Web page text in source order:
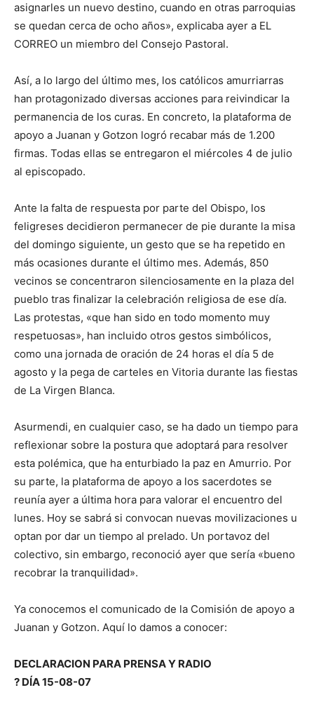
asignarles un nuevo destino, cuando en otras parroquias
se quedan cerca de ocho años», explicaba ayer a EL
CORREO un miembro del Consejo Pastoral.
Así, a lo largo del último mes, los católicos amurriarras
han protagonizado diversas acciones para reivindicar la
permanencia de los curas. En concreto, la plataforma de
apoyo a Juanan y Gotzon logró recabar más de 1.200
firmas. Todas ellas se entregaron el miércoles 4 de julio
al episcopado.
Ante la falta de respuesta por parte del Obispo, los
feligreses decidieron permanecer de pie durante la misa
del domingo siguiente, un gesto que se ha repetido en
más ocasiones durante el último mes. Además, 850
vecinos se concentraron silenciosamente en la plaza del
pueblo tras finalizar la celebración religiosa de ese día.
Las protestas, «que han sido en todo momento muy
respetuosas», han incluido otros gestos simbólicos,
como una jornada de oración de 24 horas el día 5 de
agosto y la pega de carteles en Vitoria durante las fiestas
de La Virgen Blanca.
Asurmendi, en cualquier caso, se ha dado un tiempo para
reflexionar sobre la postura que adoptará para resolver
esta polémica, que ha enturbiado la paz en Amurrio. Por
su parte, la plataforma de apoyo a los sacerdotes se
reunía ayer a última hora para valorar el encuentro del
lunes. Hoy se sabrá si convocan nuevas movilizaciones u
optan por dar un tiempo al prelado. Un portavoz del
colectivo, sin embargo, reconoció ayer que sería «bueno
recobrar la tranquilidad».
Ya conocemos el comunicado de la Comisión de apoyo a
Juanan y Gotzon. Aquí lo damos a conocer:
DECLARACION PARA PRENSA Y RADIO
? DÍA 15-08-07